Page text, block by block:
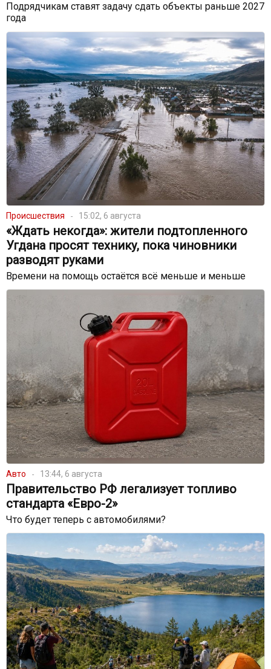
Подрядчикам ставят задачу сдать объекты раньше 2027
года
Происшествия 15:02, 6 августа
«Ждать некогда»: жители подтопленного
Угдана просят технику, пока чиновники
разводят руками
Времени на помощь остаётся всё меньше и меньше
Авто 13:44, 6 августа
Правительство РФ легализует топливо
стандарта «Евро-2»
Что будет теперь с автомобилями?